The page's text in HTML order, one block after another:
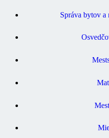
Správa bytov